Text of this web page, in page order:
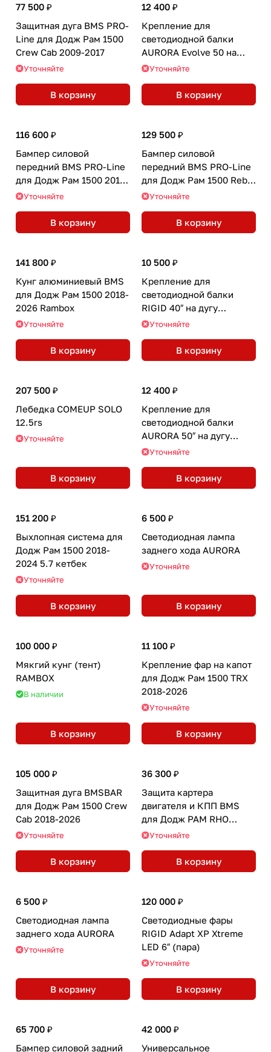
77 500 ₽
Защитная дуга BMS PRO-
Line для Додж Рам 1500
Crew Cab 2009-2017
Уточняйте
В корзину
12 400 ₽
Крепление для
светодиодной балки
AURORA Evolve 50 на
дугу BMSBAR
Уточняйте
В корзину
116 600 ₽
Бампер силовой
передний BMS PRO-Line
для Додж Рам 1500 2019-
2024
Уточняйте
В корзину
129 500 ₽
Бампер силовой
передний BMS PRO-Line
для Додж Рам 1500 Rebel
2019-2024
Уточняйте
В корзину
141 800 ₽
Кунг алюминиевый BMS
для Додж Рам 1500 2018-
2026 Rambox
Уточняйте
В корзину
10 500 ₽
Крепление для
светодиодной балки
RIGID 40″ на дугу
BMSBAR
Уточняйте
В корзину
207 500 ₽
Лебедка COMEUP SOLO
12.5rs
Уточняйте
В корзину
12 400 ₽
Крепление для
светодиодной балки
AURORA 50″ на дугу
BMSBAR
Уточняйте
В корзину
151 200 ₽
Выхлопная система для
Додж Рам 1500 2018-
2024 5.7 кетбек
Уточняйте
В корзину
6 500 ₽
Cветодиодная лампа
заднего хода AURORA
Уточняйте
В корзину
100 000 ₽
Мякгий кунг (тент)
RAMBOX
В наличии
В корзину
11 100 ₽
Крепление фар на капот
для Додж Рам 1500 TRX
2018-2026
Уточняйте
В корзину
105 000 ₽
Защитная дуга BMSBAR
для Додж Рам 1500 Crew
Cab 2018-2026
Уточняйте
В корзину
36 300 ₽
Защита картера
двигателя и КПП BMS
для Додж РАМ RHO
2024-2026
Уточняйте
В корзину
6 500 ₽
Cветодиодная лампа
заднего хода AURORA
Уточняйте
В корзину
120 000 ₽
Светодиодные фары
RIGID Adapt XP Xtreme
LED 6″ (пара)
Уточняйте
В корзину
65 700 ₽
Бампер силовой задний
42 000 ₽
Универсальное